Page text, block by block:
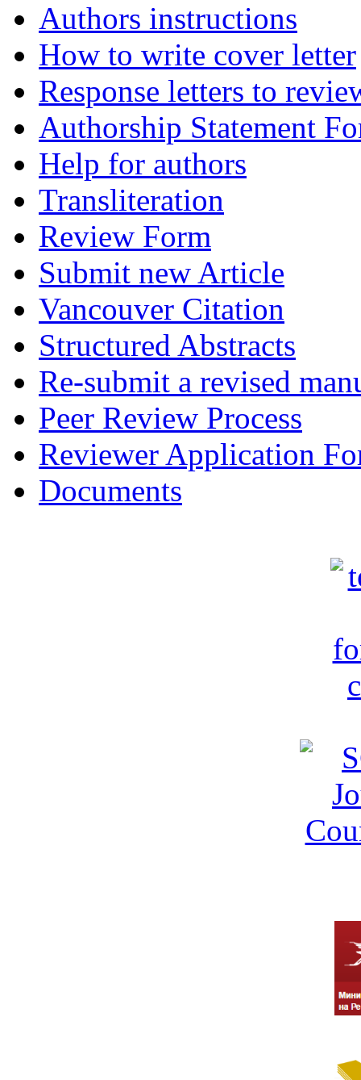
Authors instructions
How to write cover letter
Response letters to
Authorship Statement
Help for authors
Transliteration
Review Form
Submit new Article
Vancouver Citation
Structured Abstracts
Re-submit a revised
Peer Review Process
Reviewer Application
Documents